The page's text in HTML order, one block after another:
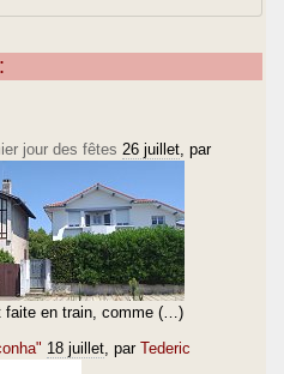
jour des fêtes 26 juillet , par
faite en train, comme (…)
18 juillet , par Tederic